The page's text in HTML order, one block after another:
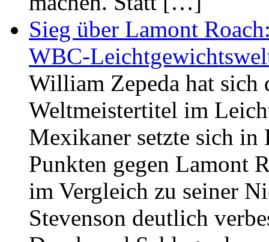
Sieg über Lamont
WBC-
William Zepeda hat sich
Weltmeistertitel im
Mexikaner setzte sich in
Punkten gegen Lamont
im Vergleich zu seiner
Stevenson deutlich